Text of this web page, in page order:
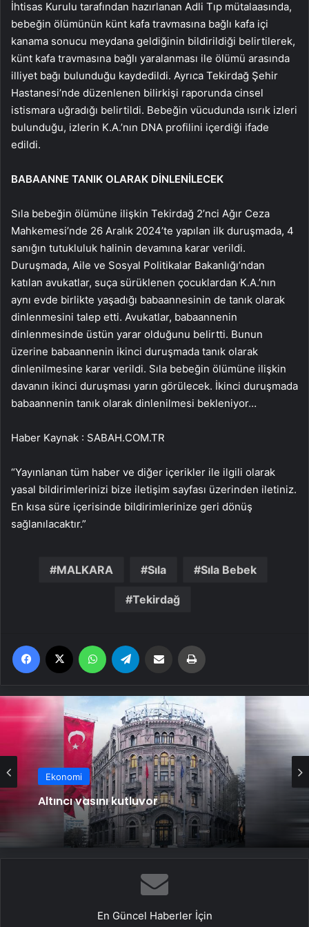
İhtisas Kurulu tarafından hazırlanan Adli Tıp mütalaasında,
bebeğin ölümünün künt kafa travmasına bağlı kafa içi
kanama sonucu meydana geldiğinin bildirildiği belirtilerek,
künt kafa travmasına bağlı yaralanması ile ölümü arasında
illiyet bağı bulunduğu kaydedildi. Ayrıca Tekirdağ Şehir
Hastanesi’nde düzenlenen bilirkişi raporunda cinsel
istismara uğradığı belirtildi. Bebeğin vücudunda ısırık izleri
bulunduğu, izlerin K.A.’nın DNA profilini içerdiği ifade
edildi.
BABAANNE TANIK OLARAK DİNLENİLECEK
Sıla bebeğin ölümüne ilişkin Tekirdağ 2’nci Ağır Ceza
Mahkemesi’nde 26 Aralık 2024’te yapılan ilk duruşmada, 4
sanığın tutukluluk halinin devamına karar verildi.
Duruşmada, Aile ve Sosyal Politikalar Bakanlığı’ndan
katılan avukatlar, suça sürüklenen çocuklardan K.A.’nın
aynı evde birlikte yaşadığı babaannesinin de tanık olarak
dinlenmesini talep etti. Avukatlar, babaannenin
dinlenmesinde üstün yarar olduğunu belirtti. Bunun
üzerine babaannenin ikinci duruşmada tanık olarak
dinlenilmesine karar verildi. Sıla bebeğin ölümüne ilişkin
davanın ikinci duruşması yarın görülecek. İkinci duruşmada
babaannenin tanık olarak dinlenilmesi bekleniyor…
Haber Kaynak : SABAH.COM.TR
“Yayınlanan tüm haber ve diğer içerikler ile ilgili olarak
yasal bildirimlerinizi bize iletişim sayfası üzerinden iletiniz.
En kısa süre içerisinde bildirimlerinize geri dönüş
sağlanılacaktır.”
MALKARA Sıla Sıla Bebek
Tekirdağ
Facebook WhatsApp Email'den paylaş
Ekonomi
Altıncı yaşını kutluyor
En Güncel Haberler İçin